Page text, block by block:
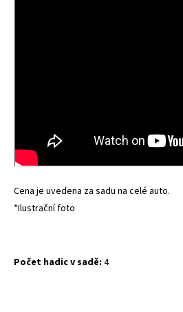
Cena je uvedena za sadu na celé auto.
*Ilustrační foto
Počet hadic v sadě: 4